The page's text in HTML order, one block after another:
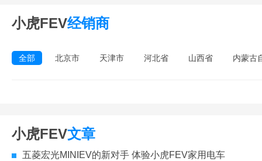
小虎FEV经销商
全部 北京市 天津市 河北省 山西省 内蒙古
小虎FEV文章
五菱宏光MINIEV的新对手 体验小虎FEV家用电车